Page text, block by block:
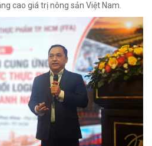
cao giá trị nông sản Việt Nam.